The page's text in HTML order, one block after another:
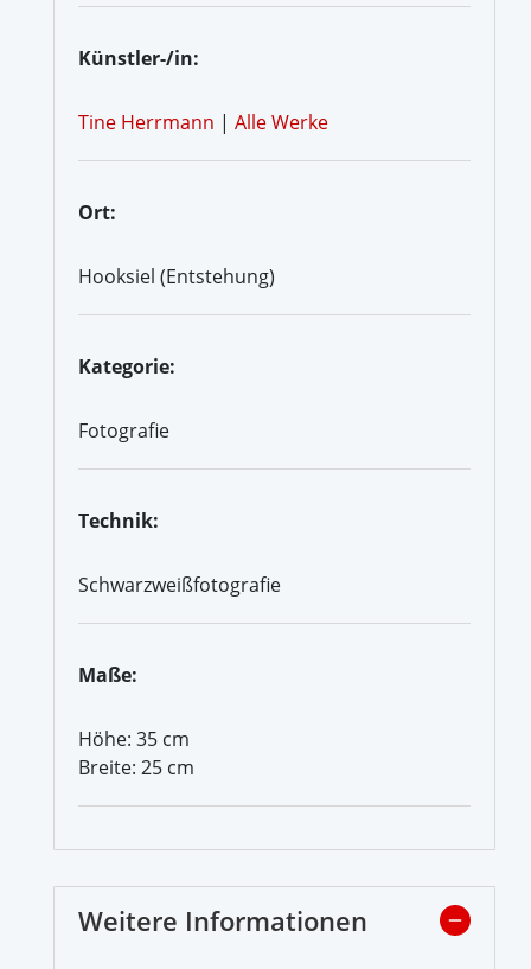
Künstler-/in:
Tine Herrmann | Alle Werke
Ort:
Hooksiel (Entstehung)
Kategorie:
Fotografie
Technik:
Schwarzweißfotografie
Maße:
Höhe: 35 cm
Breite: 25 cm
Weitere Informationen